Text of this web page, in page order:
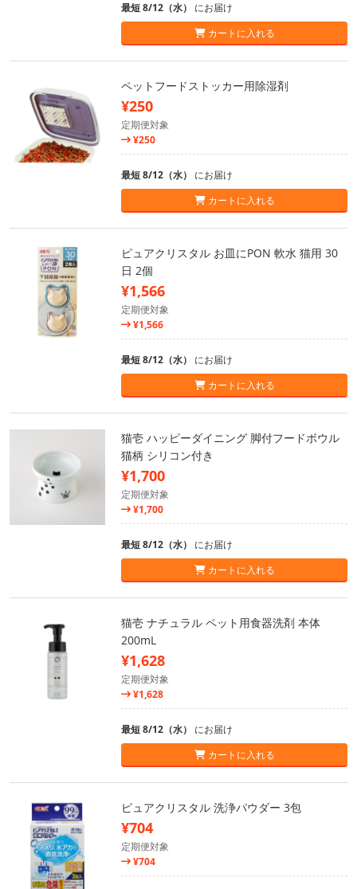
最短 8/12（水） にお届け
カートに入れる
ペットフードストッカー用除湿剤
¥250
定期便対象
¥250
最短 8/12（水） にお届け
カートに入れる
ピュアクリスタル お皿にPON 軟水 猫用 30
日 2個
¥1,566
定期便対象
¥1,566
最短 8/12（水） にお届け
カートに入れる
猫壱 ハッピーダイニング 脚付フードボウル
猫柄 シリコン付き
¥1,700
定期便対象
¥1,700
最短 8/12（水） にお届け
カートに入れる
猫壱 ナチュラル ペット用食器洗剤 本体
200mL
¥1,628
定期便対象
¥1,628
最短 8/12（水） にお届け
カートに入れる
ピュアクリスタル 洗浄パウダー 3包
¥704
定期便対象
¥704